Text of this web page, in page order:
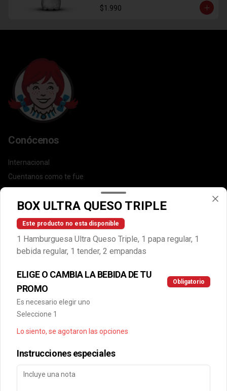
$1.990
Conócenos
Internacional
Cuentanos como te fue
Trabaja con nosotros
Escríbenos por WhatsApp: +56950183243
Locales
Política de privacidad
Redes sociales
Facebook
Mi cuenta
BOX ULTRA QUESO TRIPLE
Este producto no esta disponible
1 Hamburguesa Ultra Queso Triple, 1 papa regular, 1
bebida regular, 1 tender, 2 empandas
ELIGE O CAMBIA LA BEBIDA DE TU
PROMO
Obligatorio
Es necesario elegir uno
Seleccione 1
Lo siento, se agotaron las opciones
Instrucciones especiales